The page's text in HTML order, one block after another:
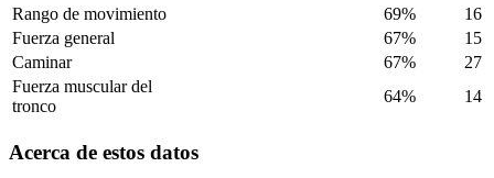
Rango de movimiento
69%
16
Fuerza general
67%
15
Caminar
67%
27
Fuerza muscular del
tronco
64% 14
Acerca de estos datos